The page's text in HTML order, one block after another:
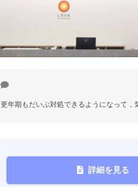
更年期もだいぶ対処できるようになって
詳細を見る